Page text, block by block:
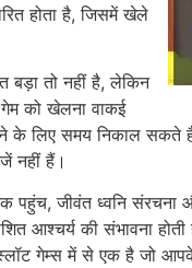
होता है, जिसमें खेले
तो नहीं है, लेकिन
को खेलना वाकई
लिए समय निकाल सकते
नहीं हैं।
पहुंच, जीवंत ध्वनि संरचना
आश्चर्य की संभावना
गेम्स में से एक है जो